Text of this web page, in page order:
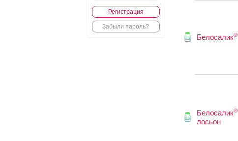
Регистрация
Забыли пароль?
Белосалик®
Белосалик®
лосьон